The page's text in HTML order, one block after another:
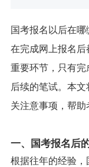
国考报名以后在
在完成网上报名
重要环节，只有
后续的笔试。本
关注意事项，帮助
一、国考报名后
根据往年的经验